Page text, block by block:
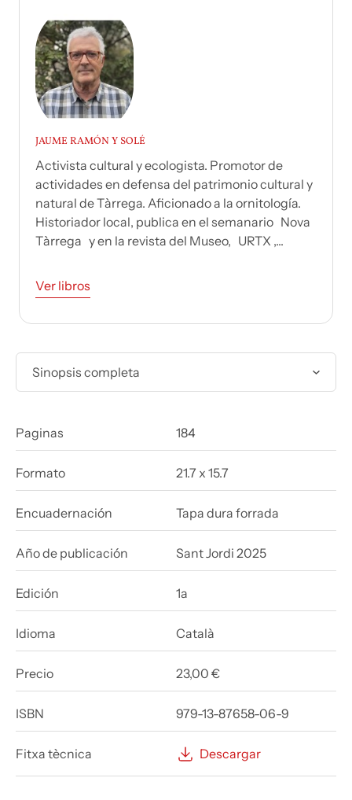
JAUME RAMÓN Y SOLÉ
Activista cultural y ecologista. Promotor de
actividades en defensa del patrimonio cultural y
natural de Tàrrega. Aficionado a la ornitología.
Historiador local, publica en el semanario Nova
Tàrrega y en la revista del Museo, URTX ,...
Ver libros
Sinopsis completa
Paginas 184
Formato 21.7 x 15.7
Encuadernación Tapa dura forrada
Año de publicación Sant Jordi 2025
Edición 1a
Idioma Català
Precio 23,00 €
ISBN 979-13-87658-06-9
Fitxa tècnica Descargar